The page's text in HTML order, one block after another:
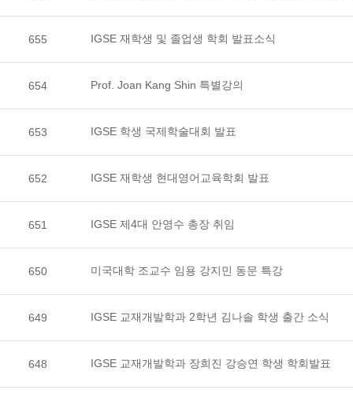
655 IGSE 재학생 및 졸업생 학회 발표소식
654 Prof. Joan Kang Shin 특별강의
653 IGSE 학생 국제학술대회 발표
652 IGSE 재학생 현대영어교육학회 발표
651 IGSE 제4대 안영수 총장 취임
650 미국대학 조교수 임용 강지민 동문 특강
649 IGSE 교재개발학과 2학년 김나솔 학생 출간 소식
648 IGSE 교재개발학과 장희진 강승연 학생 학회발표